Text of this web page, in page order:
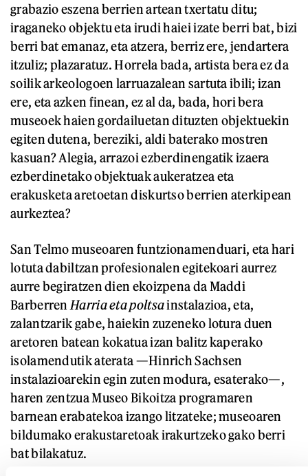
grabazio eszena berrien artean txertatu ditu;
iraganeko objektu eta irudi haiei izate berri bat, bizi
berri bat emanaz, eta atzera, berriz ere, jendartera
itzuliz; plazaratuz. Horrela bada, artista bera ez da
soilik arkeologoen larruazalean sartuta ibili; izan
ere, eta azken finean, ez al da, bada, hori bera
museoek haien gordailuetan dituzten objektuekin
egiten dutena, bereziki, aldi baterako mostren
kasuan? Alegia, arrazoi ezberdinengatik izaera
ezberdinetako objektuak aukeratzea eta
erakusketa aretoetan diskurtso berrien aterkipean
aurkeztea?
San Telmo museoaren funtzionamenduari, eta hari
lotuta dabiltzan profesionalen egitekoari aurrez
aurre begiratzen dien ekoizpena da Maddi
Barberren Harria eta poltsainstalazioa, eta,
zalantzarik gabe, haiekin zuzeneko lotura duen
aretoren batean kokatua izan balitz kaperako
isolamendutik aterata —Hinrich Sachsen
instalazioarekin egin zuten modura, esaterako—,
haren zentzua Museo Bikoitza programaren
barnean erabatekoa izango litzateke; museoaren
bildumako erakustaretoak irakurtzeko gako berri
bat bilakatuz.